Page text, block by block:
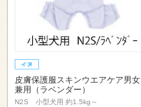
皮膚保護服スキンウエアケア男女
兼用（ラベンダー）
N2S 小型犬用 約1.5kg～